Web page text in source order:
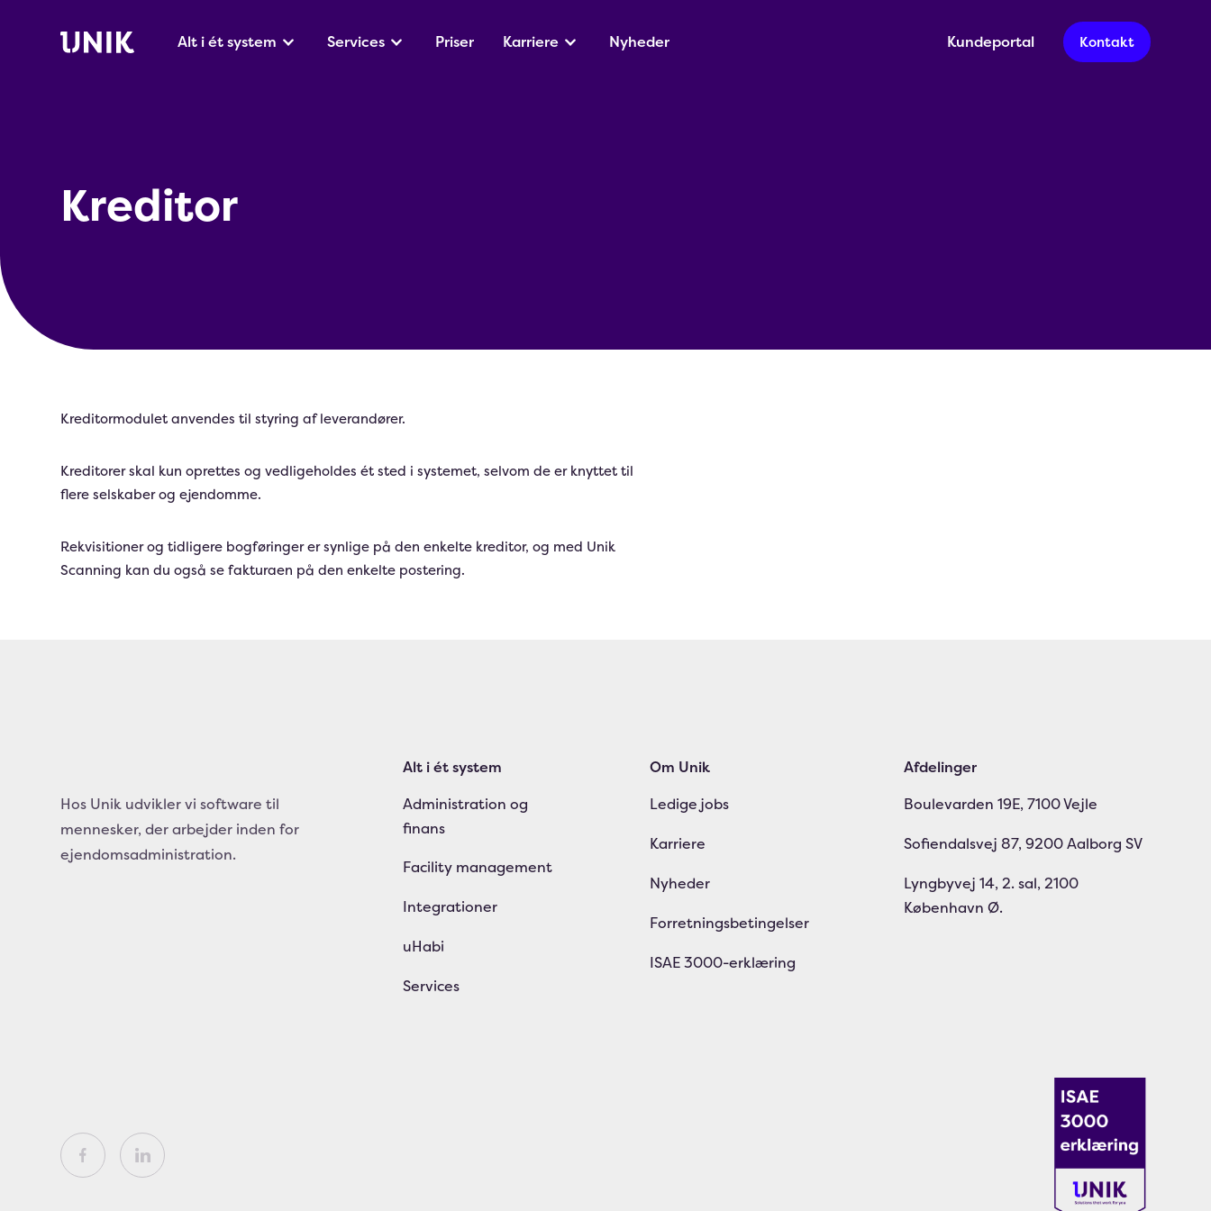
Alt i ét system Services Priser Karriere Nyheder Kundeportal Kontakt
Kreditor
Kreditormodulet anvendes til styring af leverandører.
Kreditorer skal kun oprettes og vedligeholdes ét sted i systemet, selvom de er knyttet til
flere selskaber og ejendomme.
Rekvisitioner og tidligere bogføringer er synlige på den enkelte kreditor, og med Unik
Scanning kan du også se fakturaen på den enkelte postering.
Hos Unik udvikler vi software til
mennesker, der arbejder inden for
ejendomsadministration.
Alt i ét system
Administration og
finans
Facility management
Integrationer
uHabi
Services
Om Unik
Ledige jobs
Karriere
Nyheder
Forretningsbetingelser
ISAE 3000-erklæring
Afdelinger
Boulevarden 19E, 7100 Vejle
Sofiendalsvej 87, 9200 Aalborg SV
Lyngbyvej 14, 2. sal, 2100
København Ø.